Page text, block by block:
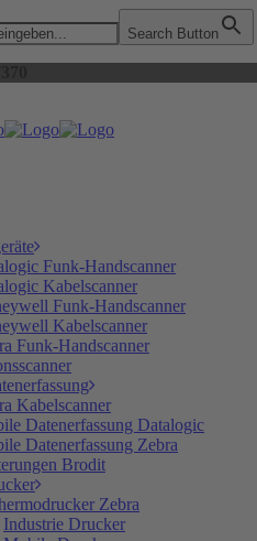
Search Button
Funk-Handscanner
Kabelscanner
Funk-Handscanner
Kabelscanner
Funk-Handscanner
Kabelscanner
Datenerfassung Datalogic
Datenerfassung Zebra
Brodit
Zebra
Industrie Drucker